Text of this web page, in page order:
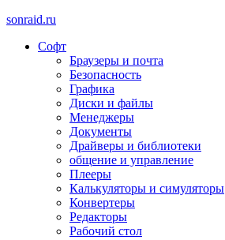
sonraid.ru
Скачивай программы, мини игры
Софт
Браузеры и почта
Безопасность
Графика
Диски и файлы
Менеджеры
Документы
Драйверы и библиотеки
общение и управление
Плееры
Калькуляторы и симуляторы
Конвертеры
Редакторы
Рабочий стол